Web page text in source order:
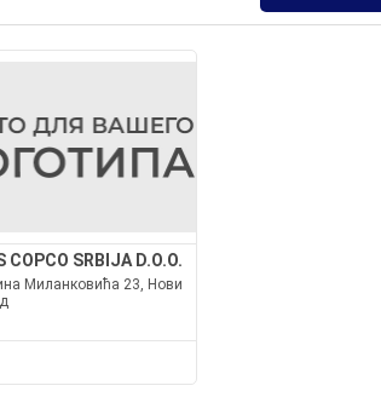
COPCO SRBIJA D.O.O.
Миланковића 23, Нови